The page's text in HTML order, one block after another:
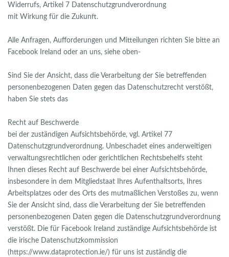
Widerrufs, Artikel 7 Datenschutzgrundverordnung
mit Wirkung für die Zukunft.
Alle Anfragen, Aufforderungen und Mitteilungen richten Sie bitte an
Facebook Ireland oder an uns, siehe oben-
Sind Sie der Ansicht, dass die Verarbeitung der Sie betreffenden
personenbezogenen Daten gegen das Datenschutzrecht verstößt,
haben Sie stets das
Recht auf Beschwerde
bei der zuständigen Aufsichtsbehörde, vgl. Artikel 77
Datenschutzgrundverordnung. Unbeschadet eines anderweitigen
verwaltungsrechtlichen oder gerichtlichen Rechtsbehelfs steht
Ihnen dieses Recht auf Beschwerde bei einer Aufsichtsbehörde,
insbesondere in dem Mitgliedstaat Ihres Aufenthaltsorts, Ihres
Arbeitsplatzes oder des Orts des mutmaßlichen Verstoßes zu, wenn
Sie der Ansicht sind, dass die Verarbeitung der Sie betreffenden
personenbezogenen Daten gegen die Datenschutzgrundverordnung
verstößt. Die für Facebook Ireland zuständige Aufsichtsbehörde ist
die irische Datenschutzkommission
(https://www.dataprotection.ie/) für uns ist zuständig die